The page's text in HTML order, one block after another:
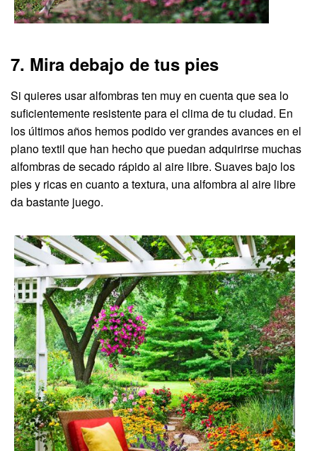
7. Mira debajo de tus pies
Si quieres usar alfombras ten muy en cuenta que sea lo
suficientemente resistente para el clima de tu ciudad. En
los últimos años hemos podido ver grandes avances en el
plano textil que han hecho que puedan adquirirse muchas
alfombras de secado rápido al aire libre. Suaves bajo los
pies y ricas en cuanto a textura, una alfombra al aire libre
da bastante juego.